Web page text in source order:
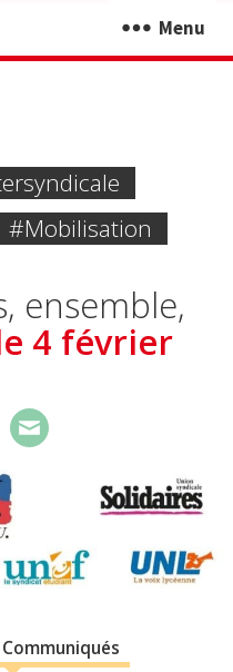
Menu
#mobilisation
ensemble,
4 février
Communiqués